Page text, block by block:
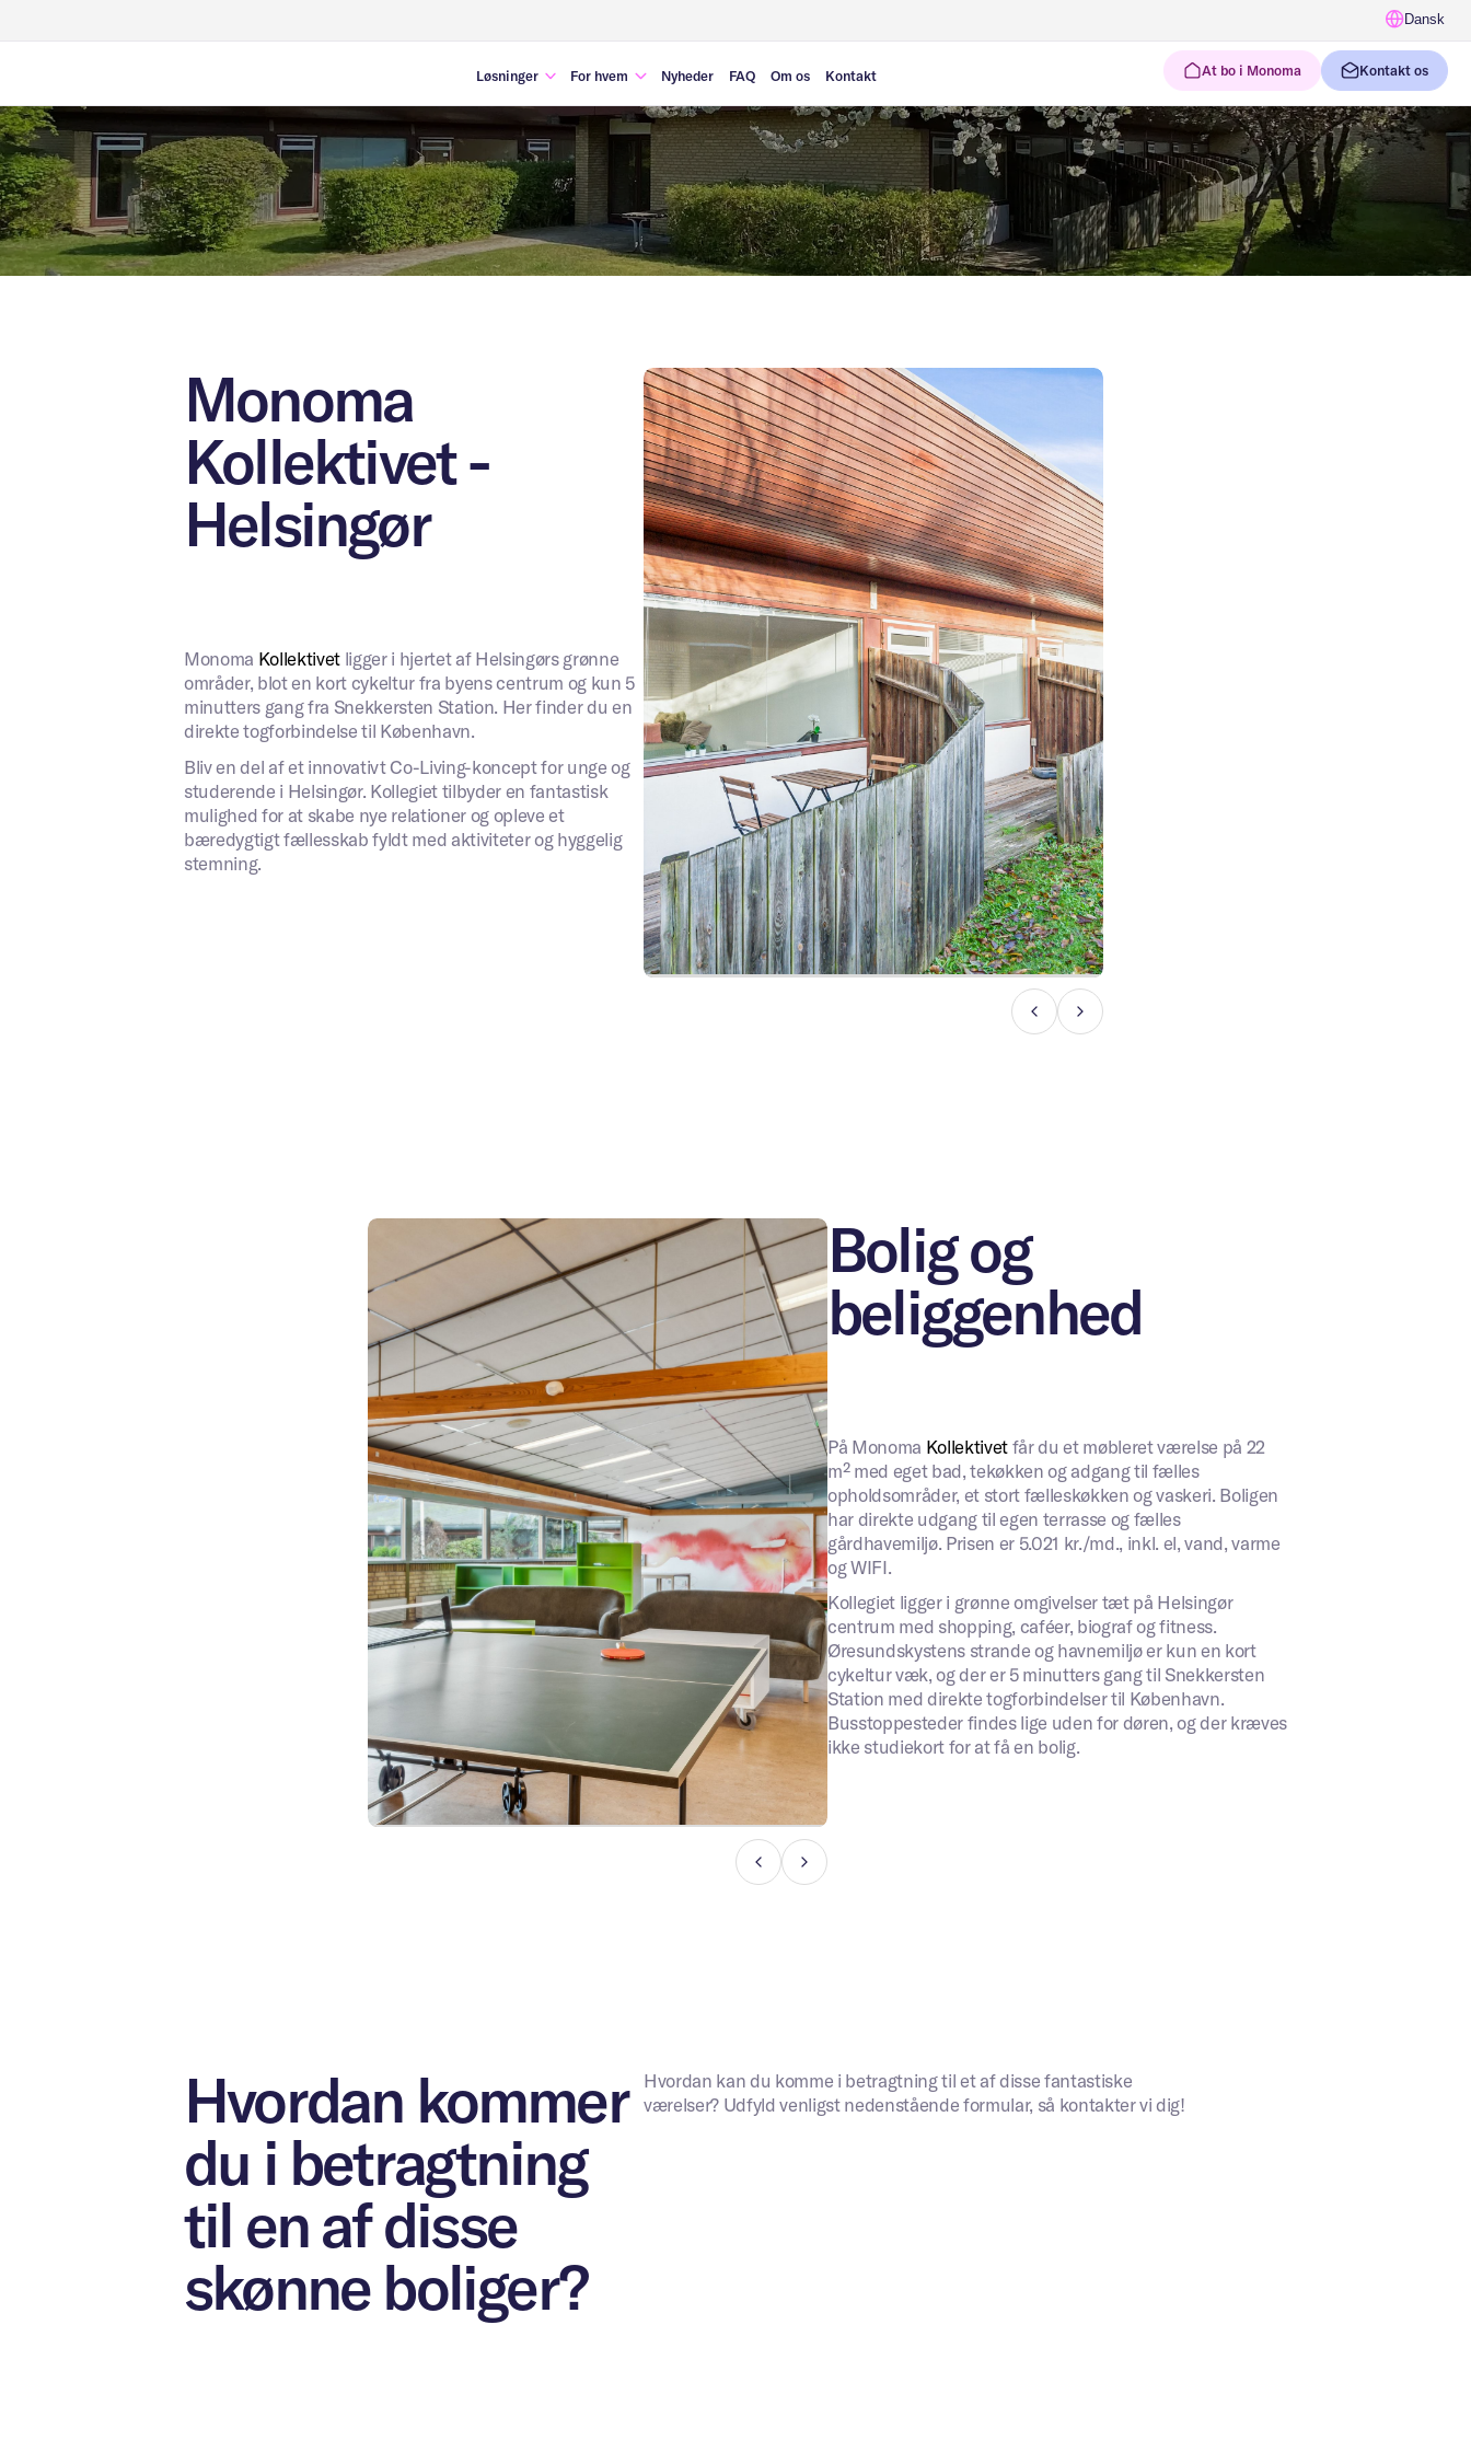
Dansk
Løsninger
Håndtering af tomgang
Midlertidig sikring
Midlertidig transformation
For hvem
Kommune og regering
Ejendomsudviklere
Boligforeninger
Midlertidig bolig til flygtninge
Nyheder FAQ Om os Kontakt At bo i Monoma Kontakt os
Monoma
Kollektivet -
Helsingør
Monoma Kollektivetligger i hjertet af Helsingørs grønne
områder, blot en kort cykeltur fra byens centrum og kun 5
minutters gang fra Snekkersten Station. Her finder du en
direkte togforbindelse til København.
Bliv en del af et innovativt Co-Living-koncept for unge og
studerende i Helsingør. Kollegiet tilbyder en fantastisk
mulighed for at skabe nye relationer og opleve et
bæredygtigt fællesskab fyldt med aktiviteter og hyggelig
stemning.
Bolig og
beliggenhed
På Monoma Kollektivetfår du et møbleret værelse på 22
m² med eget bad, tekøkken og adgang til fælles
opholdsområder, et stort fælleskøkken og vaskeri. Boligen
har direkte udgang til egen terrasse og fælles
gårdhavemiljø. Prisen er 5.021 kr./md., inkl. el, vand, varme
og WIFI.
Kollegiet ligger i grønne omgivelser tæt på Helsingør
centrum med shopping, caféer, biograf og fitness.
Øresundskystens strande og havnemiljø er kun en kort
cykeltur væk, og der er 5 minutters gang til Snekkersten
Station med direkte togforbindelser til København.
Busstoppesteder findes lige uden for døren, og der kræves
ikke studiekort for at få en bolig.
Hvordan kommer
du i betragtning
til en af disse
skønne boliger?
Hvordan kan du komme i betragtning til et af disse fantastiske
værelser? Udfyld venligst nedenstående formular, så kontakter vi dig!
Firmanavn Telefon
Mere information om dit projekt*
Ja, jeg accepterer privatlivspolitikken
Send